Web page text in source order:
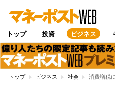
トップ 投資 ビジネス
トップ ビジネス 社会 消費増税